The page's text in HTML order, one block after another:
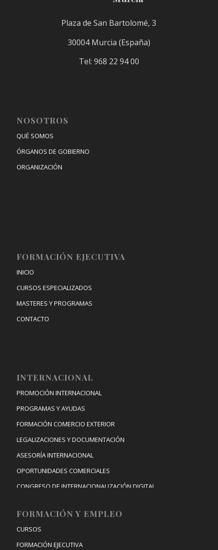
Plaza de San Bartolomé, 3
30004 Murcia (España)
Tel: 968 22 94 00
NOSOTROS
QUÉ SOMOS
ÓRGANOS DE GOBIERNO
ORGANIZACIÓN
FORMACIÓN EJECUTIVA
INICIO
CURSOS ESPECIALIZADOS
MASTERES Y PROGRAMAS
CONTACTO
INTERNACIONAL
PROMOCIÓN INTERNACIONAL
PROGRAMAS Y AYUDAS
FORMACIÓN COMERCIO EXTERIOR
LEGALIZACIONES Y DOCUMENTACIÓN
ASESORÍA INTERNACIONAL
OPORTUNIDADES COMERCIALES
CONGRESO DE INTERNACIONALIZACIÓN DIGITAL
FORMACIÓN Y EMPLEO
CURSOS
FORMACIÓN EJECUTIVA